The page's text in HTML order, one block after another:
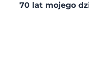
70 lat mojego